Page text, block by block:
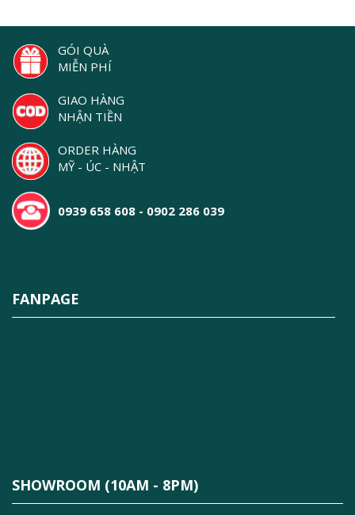
GÓI QUÀ
MIỄN PHÍ
GIAO HÀNG
NHẬN TIỀN
ORDER HÀNG
MỸ - ÚC - NHẬT
0939 658 608 - 0902 286 039
FANPAGE
SHOWROOM (10AM - 8PM)